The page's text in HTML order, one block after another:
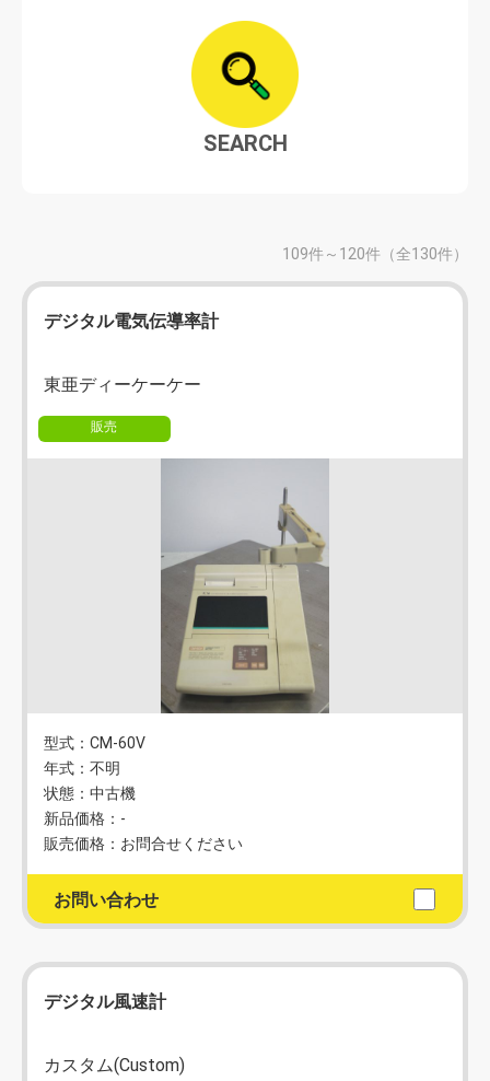
109件～120件（全130件）
デジタル電気伝導率計
東亜ディーケーケー
販売
型式：CM-60V
年式：不明
状態：中古機
新品価格：-
販売価格：お問合せください
お問い合わせ
デジタル風速計
カスタム(Custom)